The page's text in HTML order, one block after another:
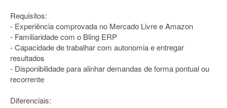
Requisitos:
- Experiência comprovada no Mercado Livre e Amazon
- Familiaridade com o Bling ERP
- Capacidade de trabalhar com autonomia e entregar
resultados
- Disponibilidade para alinhar demandas de forma pontual ou
recorrente
Diferenciais: